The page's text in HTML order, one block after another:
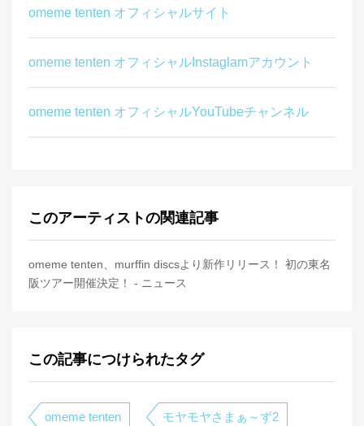
omeme tenten オフィシャルサイト
omeme tenten オフィシャルInstaglamアカウント
omeme tenten オフィシャルYouTubeチャンネル
このアーティストの関連記事
omeme tenten、murffin discsより新作リリース！ 初の東名
阪ツアー開催決定！ - ニュース
この記事につけられたタグ
omeme tenten モヤモヤさまぁ～ず2